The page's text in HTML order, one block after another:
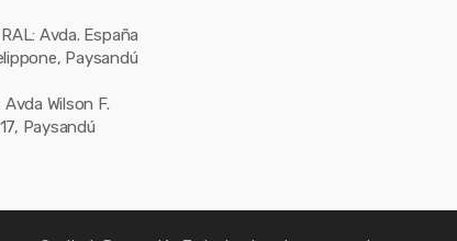
Avda. España
Paysandú
Avda Wilson F.
Paysandú